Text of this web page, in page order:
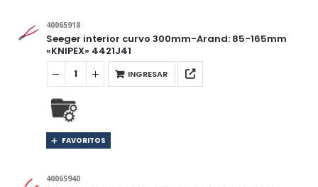
40065918
Seeger interior curvo 300mm-Arand: 85-165mm
«KNIPEX» 4421J41
INGRESAR
FAVORITOS
40065940